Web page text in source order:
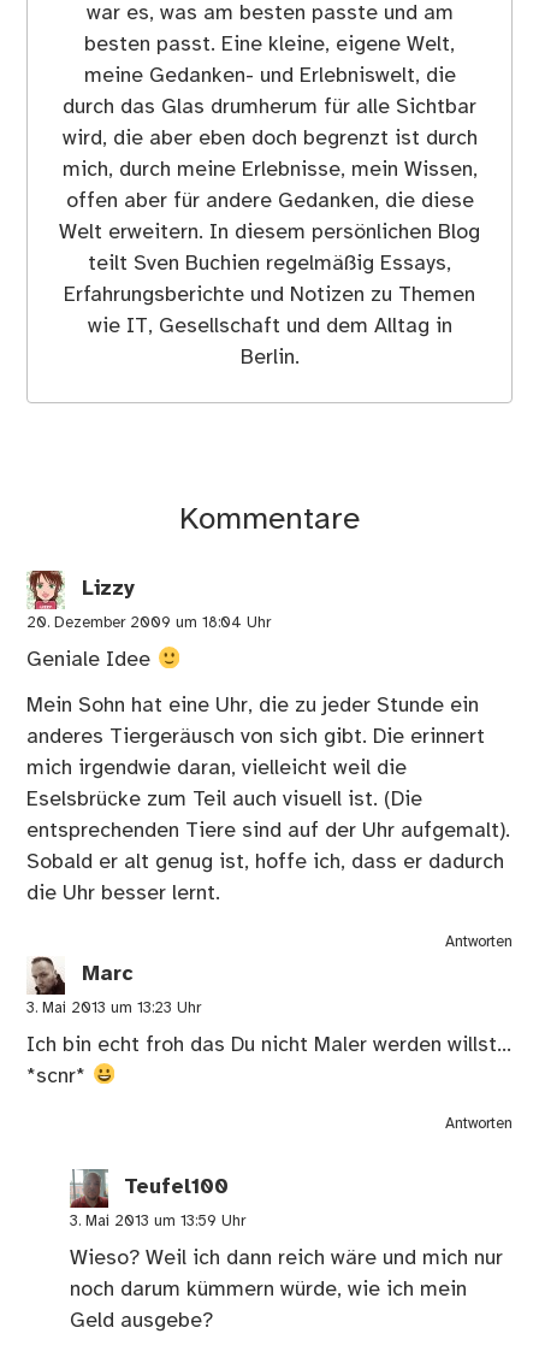
war es, was am besten passte und am
besten passt. Eine kleine, eigene Welt,
meine Gedanken- und Erlebniswelt, die
durch das Glas drumherum für alle Sichtbar
wird, die aber eben doch begrenzt ist durch
mich, durch meine Erlebnisse, mein Wissen,
offen aber für andere Gedanken, die diese
Welt erweitern. In diesem persönlichen Blog
teilt Sven Buchien regelmäßig Essays,
Erfahrungsberichte und Notizen zu Themen
wie IT, Gesellschaft und dem Alltag in
Berlin.
Kommentare
Lizzy
20. Dezember 2009 um 18:04 Uhr
Geniale Idee
Mein Sohn hat eine Uhr, die zu jeder Stunde ein
anderes Tiergeräusch von sich gibt. Die erinnert
mich irgendwie daran, vielleicht weil die
Eselsbrücke zum Teil auch visuell ist. (Die
entsprechenden Tiere sind auf der Uhr aufgemalt).
Sobald er alt genug ist, hoffe ich, dass er dadurch
die Uhr besser lernt.
Antworten
Marc
3. Mai 2013 um 13:23 Uhr
Ich bin echt froh das Du nicht Maler werden willst…
*scnr*
Antworten
Teufel100
3. Mai 2013 um 13:59 Uhr
Wieso? Weil ich dann reich wäre und mich nur
noch darum kümmern würde, wie ich mein
Geld ausgebe?